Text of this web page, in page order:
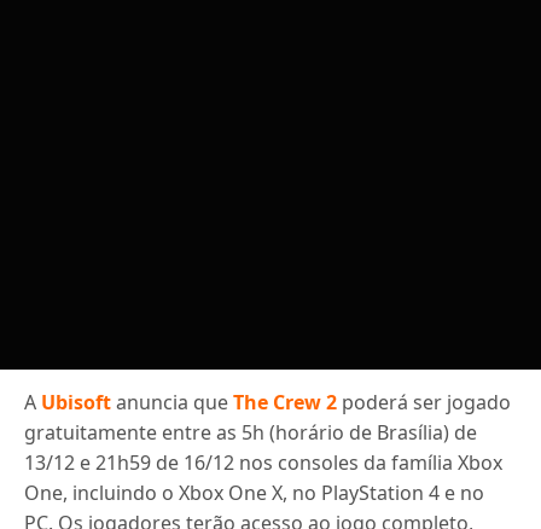
A Ubisoftanuncia queThe Crew 2 poderá ser jogado
gratuitamente entre as 5h (horário de Brasília) de
13/12 e 21h59 de 16/12 nos consoles da família Xbox
One, incluindo o Xbox One X, no PlayStation 4 e no
PC. Os jogadores terão acesso ao jogo completo,